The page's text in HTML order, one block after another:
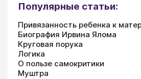
Популярные статьи:
Привязанность ребенка к
Биография Ирвина Ялома
Круговая порука
Логика
О пользе самокритики
Муштра